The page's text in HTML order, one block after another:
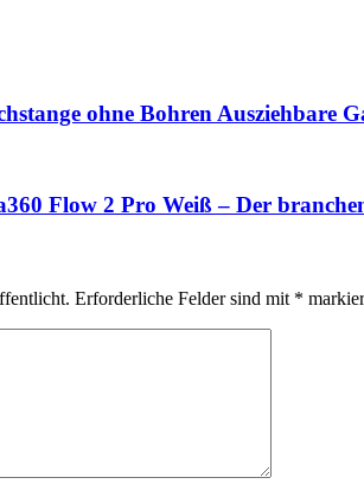
ohne Bohren Ausziehbare
Flow 2 Pro Weiß – Der
Erforderliche Felder sind mit *